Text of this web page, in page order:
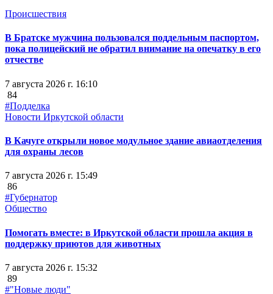
Происшествия
В Братске мужчина пользовался поддельным паспортом,
пока полицейский не обратил внимание на опечатку в его
отчестве
7 августа 2026 г. 16:10
84
#Подделка
Новости Иркутской области
В Качуге открыли новое модульное здание авиаотделения
для охраны лесов
7 августа 2026 г. 15:49
86
#Губернатор
Общество
Помогать вместе: в Иркутской области прошла акция в
поддержку приютов для животных
7 августа 2026 г. 15:32
89
#"Новые люди"